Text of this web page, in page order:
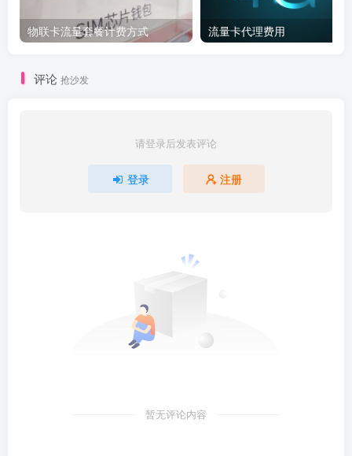
物联卡流量套餐计费方式 流量卡代理费用
评论 抢沙发
请登录后发表评论
登录 注册
暂无评论内容